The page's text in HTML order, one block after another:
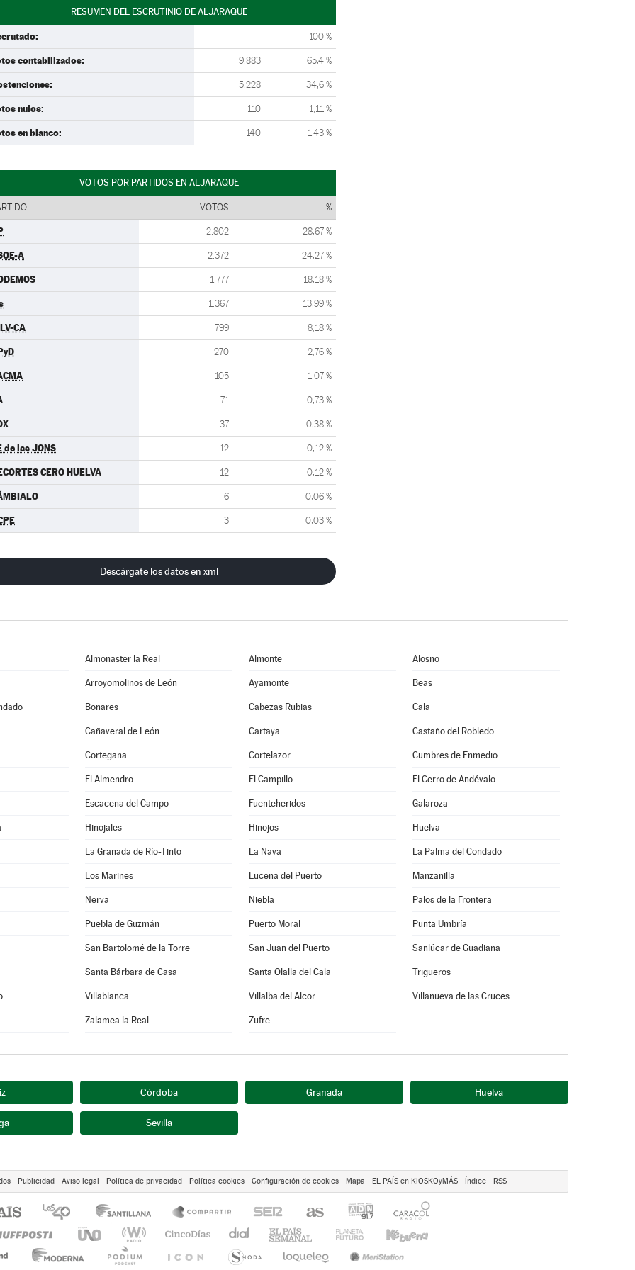
RESUMEN DEL ESCRUTINIO DE ALJARAQUE
100 %
contabilizados: 9.883 65,4 %
5.228 34,6 %
nulos: 110 1,11 %
en blanco: 140 1,43 %
VOTOS POR PARTIDOS EN ALJARAQUE
VOTOS %
2.802 28,67 %
A 2.372 24,27 %
1.777 18,18 %
1.367 13,99 %
CA 799 8,18 %
270 2,76 %
105 1,07 %
71 0,73 %
37 0,38 %
de las JONS 12 0,12 %
CERO HUELVA 12 0,12 %
6 0,06 %
3 0,03 %
Descárgate los datos en xml
Almonaster la Real Almonte Alosno
Arroyomolinos de León Ayamonte Beas
Bonares Cabezas Rubias Cala
Cañaveral de León Cartaya Castaño del Robledo
Cortegana Cortelazor Cumbres de Enmedio
El Almendro El Campillo El Cerro de Andévalo
Escacena del Campo Fuenteheridos Galaroza
Hinojales Hinojos Huelva
La Granada de Río-Tinto La Nava La Palma del Condado
Los Marines Lucena del Puerto Manzanilla
Nerva Niebla Palos de la Frontera
Puebla de Guzmán Puerto Moral Punta Umbría
San Bartolomé de la Torre San Juan del Puerto Sanlúcar de Guadiana
Santa Bárbara de Casa Santa Olalla del Cala Trigueros
Villablanca Villalba del Alcor Villanueva de las Cruces
Zalamea la Real Zufre
Córdoba Granada Huelva
Sevilla
Publicidad Aviso legal Política de privacidad Política cookies Configuración de cookies Mapa EL PAÍS en KIOSKOyMÁS Índice RSS